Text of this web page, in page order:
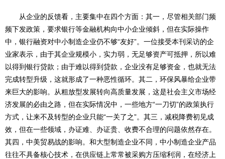
从企业的反馈看，主要集中在四个方面：其一，尽管相关部门频
频下发政策，要求银行等金融机构向中小企业倾斜，但在实际操作
中，银行融资对中小制造企业仍不够“友好”。一位接受本刊采访的企
业家表示，由于其企业规模小，实力弱，无足够资产可抵押，所以难
以得到银行贷款；由于难以得到贷款，企业没有足够资金，也就无法
完成转型升级，这就形成了一种恶性循环。其二，环保风暴给企业带
来巨大的影响。从粗放型发展转向高质量发展，这是社会主义市场经
济发展的必由之路，但在实际情况中，一些地方“一刀切”的政策执行
方式，让来不及转型的企业只能“一关了之”。其三，减税降费初见成
效，但在一些领域，办证难、办证贵、收费不合理的问题依然存在。
其四，中美贸易战的影响。和大型制造企业不同，中小制造企业产品
往往不具备核心技术，在供应链上常常被采购方压缩利润，在经济上